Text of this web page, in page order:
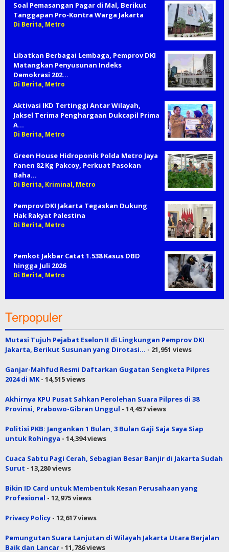
Soal Pemasangan Pagar di Mal, Berikut
Tanggapan Pro-Kontra Warga Jakarta
Di Berita, Metro
Libatkan Berbagai Lembaga, Pemprov DKI
Matangkan Penyusunan Indeks
Demokrasi 202…
Di Berita, Metro
Aktivasi IKD Tertinggi Antar Wilayah,
Jaksel Terima Penghargaan Dukcapil Prima
A…
Di Berita, Metro
Green House Hidroponik Polda Metro Jaya
Panen 82 Kg Pakcoy, Perkuat Pasokan
Baha…
Di Berita, Kriminal, Metro
Pemprov DKI Jakarta Tegaskan Dukung
Hak Rakyat Palestina
Di Berita, Metro
Pemkot Jakbar Catat 1.538 Kasus DBD
hingga Juli 2026
Di Berita, Metro
Terpopuler
Mutasi Tujuh Pejabat Eselon II di Lingkungan Pemprov DKI
Jakarta, Berikut Susunan yang Dirotasi… - 21,951 views
Ganjar-Mahfud Resmi Daftarkan Gugatan Sengketa Pilpres
2024 di MK- 14,515 views
Akhirnya KPU Pusat Sahkan Perolehan Suara Pilpres di 38
Provinsi, Prabowo-Gibran Unggul - 14,457 views
Politisi PKB: Jangankan 1 Bulan, 3 Bulan Gaji Saja Saya Siap
untuk Rohingya - 14,394 views
Cuaca Sabtu Pagi Cerah, Sebagian Besar Banjir di Jakarta Sudah
Surut - 13,280 views
Bikin ID Card untuk Membentuk Kesan Perusahaan yang
Profesional - 12,975 views
Privacy Policy - 12,617 views
Pemungutan Suara Lanjutan di Wilayah Jakarta Utara Berjalan
Baik dan Lancar - 11,786 views